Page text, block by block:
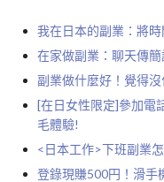
我在日本的副業：將
在家做副業：聊天傳
副業做什麼好！覺得
[在日女性限定]參加電
毛體驗!
<日本工作>下班副業
登錄現賺500円！滑手